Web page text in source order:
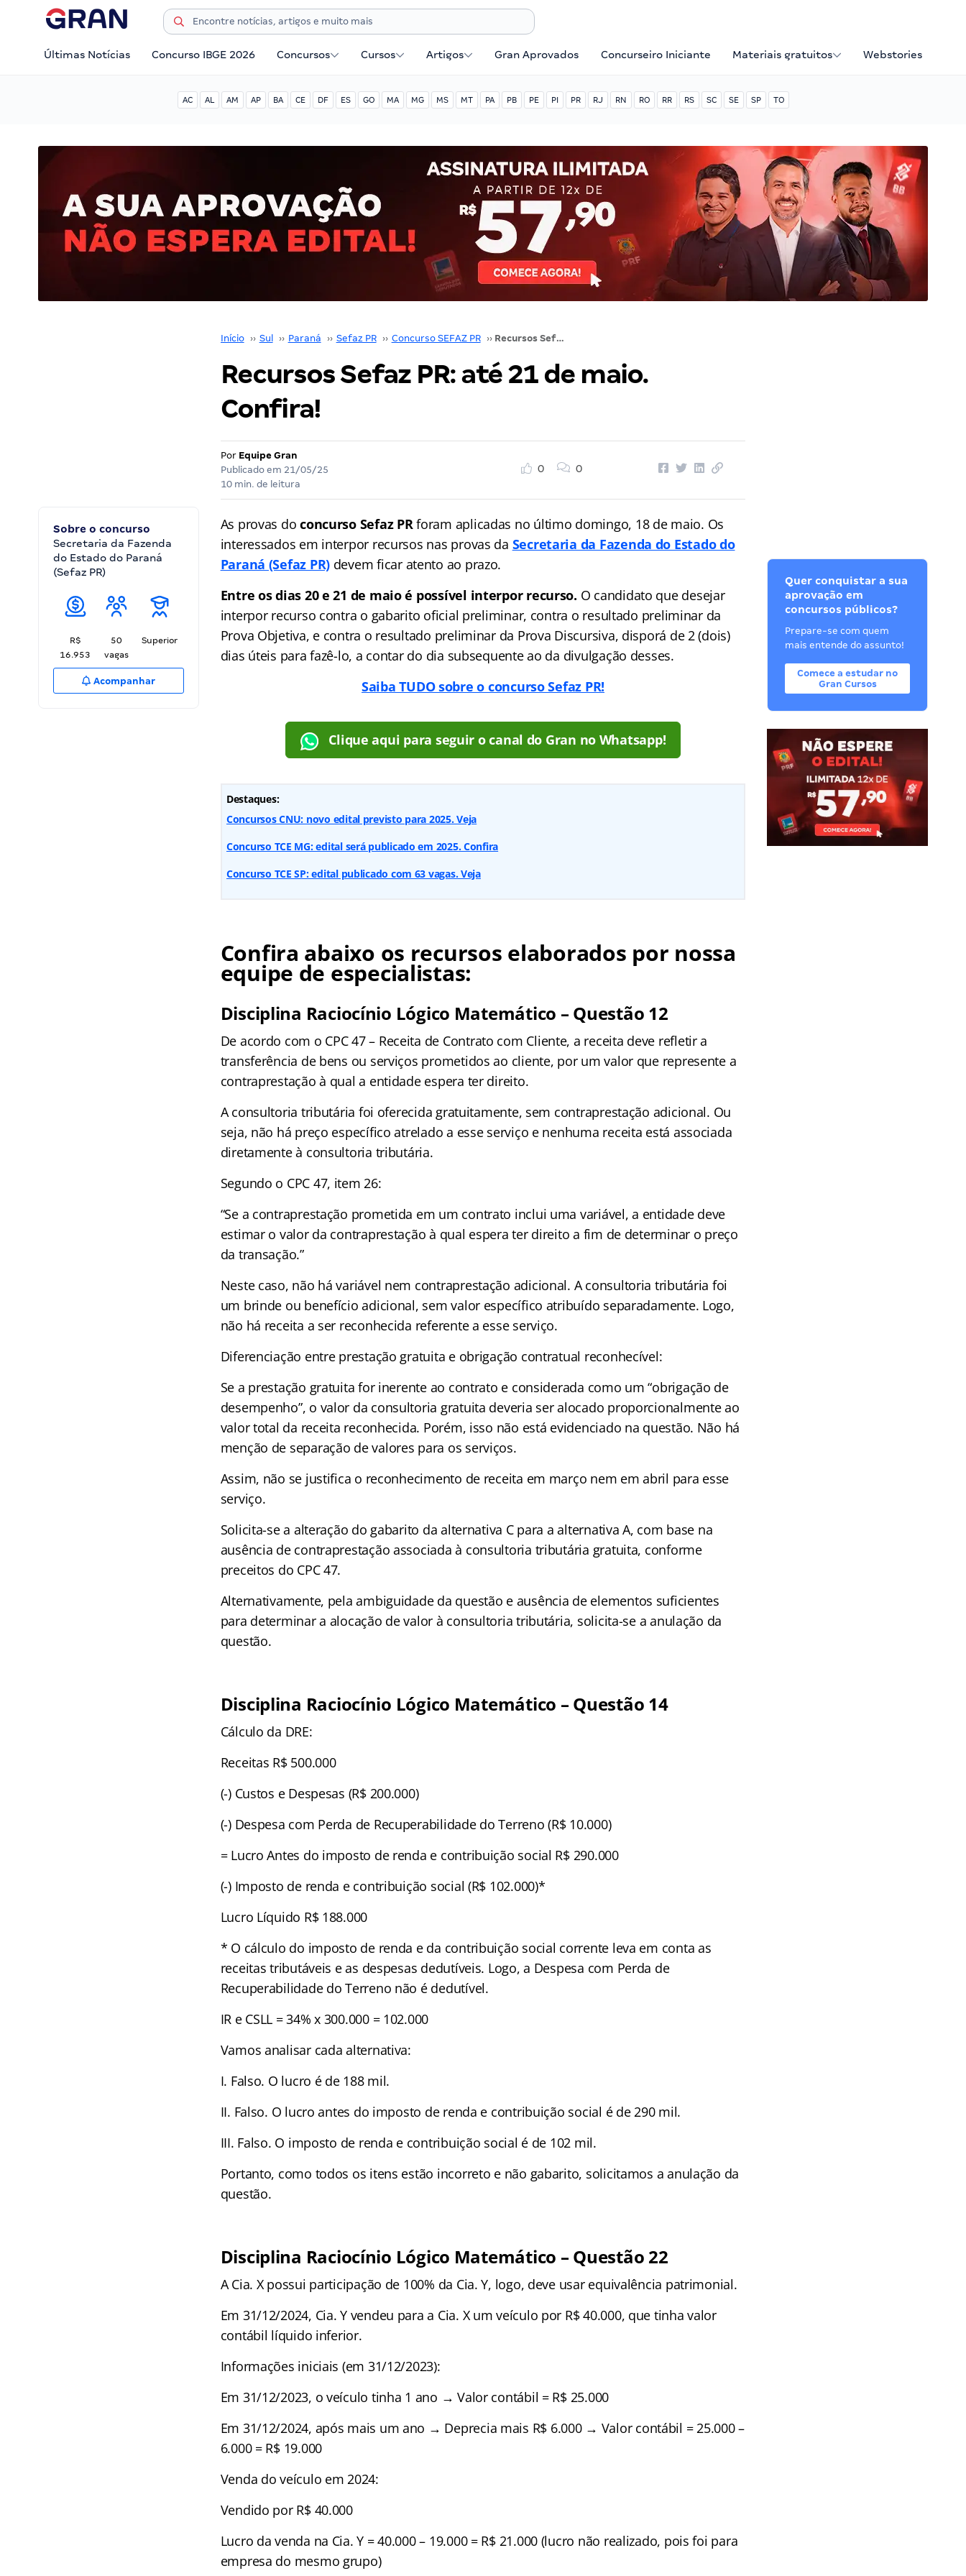
Últimas Notícias Concurso IBGE 2026 Concursos Cursos Artigos Gran Aprovados Concurseiro Iniciante Materiais gratuitos Webstories
AC AL AM AP BA CE DF ES GO MA MG MS MT PA PB PE PI PR RJ RN RO RR RS SC SE SP TO
Início ›› Sul ›› Paraná ›› Sefaz PR ›› Concurso SEFAZ PR ›› Recursos Sefaz PR: até 21 de maio. Confira!
Recursos Sefaz PR: até 21 de maio.
Confira!
Por Equipe Gran
Publicado em 21/05/25
10 min. de leitura
0 0
Sobre o concurso
Secretaria da Fazenda
do Estado do Paraná
(Sefaz PR)
R$
16.953
50
vagas
Superior
Acompanhar
As provas doconcurso Sefaz PRforam aplicadas no último domingo, 18 de maio. Os
interessados em interpor recursos nas provas da Secretaria da Fazenda do Estado do
Paraná (Sefaz PR) devem ficar atento ao prazo.
Entre os dias 20 e 21 de maio é possível interpor recurso. O candidato que desejar
interpor recurso contra o gabarito oficial preliminar, contra o resultado preliminar da
Prova Objetiva, e contra o resultado preliminar da Prova Discursiva, disporá de 2 (dois)
dias úteis para fazê-lo, a contar do dia subsequente ao da divulgação desses.
Saiba TUDO sobre o concurso Sefaz PR!
Clique aqui para seguir o canal do Gran no Whatsapp!
Destaques:
Concursos CNU: novo edital previsto para 2025. Veja
Concurso TCE MG: edital será publicado em 2025. Confira
Concurso TCE SP: edital publicado com 63 vagas. Veja
Confira abaixo os recursos elaborados por nossa
equipe de especialistas:
Disciplina Raciocínio Lógico Matemático – Questão 12
De acordo com o CPC 47 – Receita de Contrato com Cliente, a receita deve refletir a
transferência de bens ou serviços prometidos ao cliente, por um valor que represente a
contraprestação à qual a entidade espera ter direito.
A consultoria tributária foi oferecida gratuitamente, sem contraprestação adicional. Ou
seja, não há preço específico atrelado a esse serviço e nenhuma receita está associada
diretamente à consultoria tributária.
Segundo o CPC 47, item 26:
“Se a contraprestação prometida em um contrato inclui uma variável, a entidade deve
estimar o valor da contraprestação à qual espera ter direito a fim de determinar o preço
da transação.”
Neste caso, não há variável nem contraprestação adicional. A consultoria tributária foi
um brinde ou benefício adicional, sem valor específico atribuído separadamente. Logo,
não há receita a ser reconhecida referente a esse serviço.
Diferenciação entre prestação gratuita e obrigação contratual reconhecível:
Se a prestação gratuita for inerente ao contrato e considerada como um “obrigação de
desempenho”, o valor da consultoria gratuita deveria ser alocado proporcionalmente ao
valor total da receita reconhecida. Porém, isso não está evidenciado na questão. Não há
menção de separação de valores para os serviços.
Assim, não se justifica o reconhecimento de receita em março nem em abril para esse
serviço.
Solicita-se a alteração do gabarito da alternativa C para a alternativa A, com base na
ausência de contraprestação associada à consultoria tributária gratuita, conforme
preceitos do CPC 47.
Alternativamente, pela ambiguidade da questão e ausência de elementos suficientes
para determinar a alocação de valor à consultoria tributária, solicita-se a anulação da
questão.
Disciplina Raciocínio Lógico Matemático – Questão 14
Cálculo da DRE:
Receitas R$ 500.000
(-) Custos e Despesas (R$ 200.000)
(-) Despesa com Perda de Recuperabilidade do Terreno (R$ 10.000)
= Lucro Antes do imposto de renda e contribuição social R$ 290.000
(-) Imposto de renda e contribuição social (R$ 102.000)*
Lucro Líquido R$ 188.000
* O cálculo do imposto de renda e da contribuição social corrente leva em conta as
receitas tributáveis e as despesas dedutíveis. Logo, a Despesa com Perda de
Recuperabilidade do Terreno não é dedutível.
IR e CSLL = 34% x 300.000 = 102.000
Vamos analisar cada alternativa:
I. Falso. O lucro é de 188 mil.
II. Falso. O lucro antes do imposto de renda e contribuição social é de 290 mil.
III. Falso. O imposto de renda e contribuição social é de 102 mil.
Portanto, como todos os itens estão incorreto e não gabarito, solicitamos a anulação da
questão.
Disciplina Raciocínio Lógico Matemático – Questão 22
A Cia. X possui participação de 100% da Cia. Y, logo, deve usar equivalência patrimonial.
Em 31/12/2024, Cia. Y vendeu para a Cia. X um veículo por R$ 40.000, que tinha valor
contábil líquido inferior.
Informações iniciais (em 31/12/2023):
Em 31/12/2023, o veículo tinha 1 ano → Valor contábil = R$ 25.000
Em 31/12/2024, após mais um ano → Deprecia mais R$ 6.000 → Valor contábil = 25.000 –
6.000 = R$ 19.000
Venda do veículo em 2024:
Vendido por R$ 40.000
Lucro da venda na Cia. Y = 40.000 – 19.000 = R$ 21.000 (lucro não realizado, pois foi para
empresa do mesmo grupo)
Quer conquistar a sua
aprovação em
concursos públicos?
Prepare-se com quem
mais entende do assunto!
Comece a estudar no
Gran Cursos